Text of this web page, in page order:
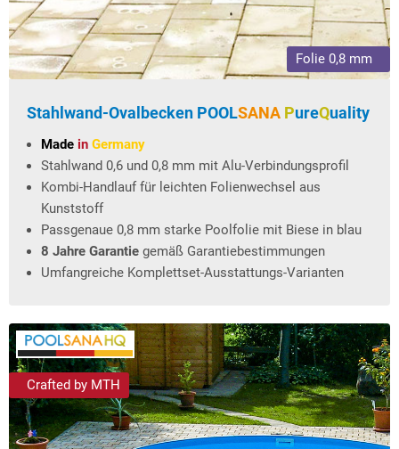
Folie 0,8 mm
Stahlwand-Ovalbecken POOLSANA PureQuality
Made in Germany
Stahlwand 0,6 und 0,8 mm mit Alu-Verbindungsprofil
Kombi-Handlauf für leichten Folienwechsel aus
Kunststoff
Passgenaue 0,8 mm starke Poolfolie mit Biese in blau
8 Jahre Garantie gemäß Garantiebestimmungen
Umfangreiche Komplettset-Ausstattungs-Varianten
Crafted by MTH